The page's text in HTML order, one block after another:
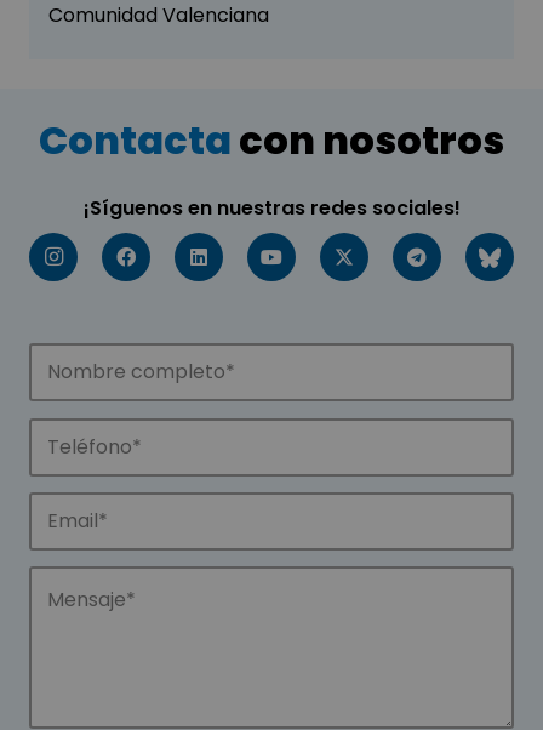
Comunidad Valenciana
Contactacon nosotros
¡Síguenos en nuestras redes sociales!